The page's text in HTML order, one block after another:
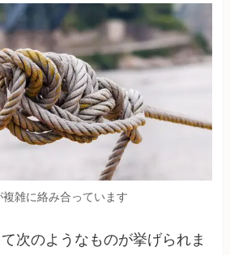
複雑に絡み合っています
次のようなものが挙げられま